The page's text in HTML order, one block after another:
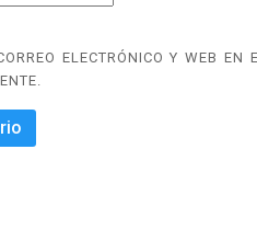
ELECTRÓNICO Y WEB EN